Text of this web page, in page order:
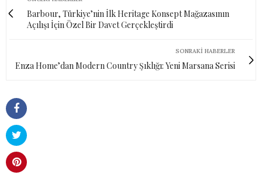
Barbour, Türkiye’nin İlk Heritage Konsept Mağazasının
Açılışı İçin Özel Bir Davet Gerçekleştirdi
SONRAKI HABERLER
Enza Home’dan Modern Country Şıklığı: Yeni Marsana Serisi